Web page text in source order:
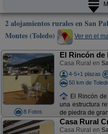
2 alojamientos rurales en San
Montes (Toledo)
Ver en el
8 Fotos
El Rincón de
Casa Rural en
4-5+1 plazas
50 km de
El Rincón
una estructura
de piedra de
Casa Rural
Casa Rural en